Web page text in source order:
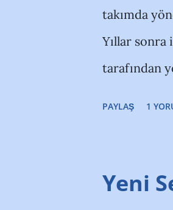
takımda
Yıllar sonra
tarafından
transferler
PAYLAŞ 1
Yeni